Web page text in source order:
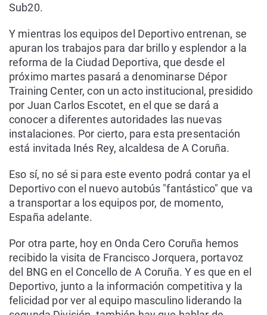
Sub20.
Y mientras los equipos del Deportivo entrenan, se
apuran los trabajos para dar brillo y esplendor a la
reforma de la Ciudad Deportiva, que desde el
próximo martes pasará a denominarse Dépor
Training Center, con un acto institucional, presidido
por Juan Carlos Escotet, en el que se dará a
conocer a diferentes autoridades las nuevas
instalaciones. Por cierto, para esta presentación
está invitada Inés Rey, alcaldesa de A Coruña.
Eso sí, no sé si para este evento podrá contar ya el
Deportivo con el nuevo autobús "fantástico" que va
a transportar a los equipos por, de momento,
España adelante.
Por otra parte, hoy en Onda Cero Coruña hemos
recibido la visita de Francisco Jorquera, portavoz
del BNG en el Concello de A Coruña. Y es que en el
Deportivo, junto a la información competitiva y la
felicidad por ver al equipo masculino liderando la